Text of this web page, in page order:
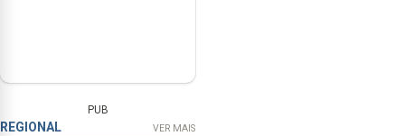
PUB
REGIONAL VER MAIS